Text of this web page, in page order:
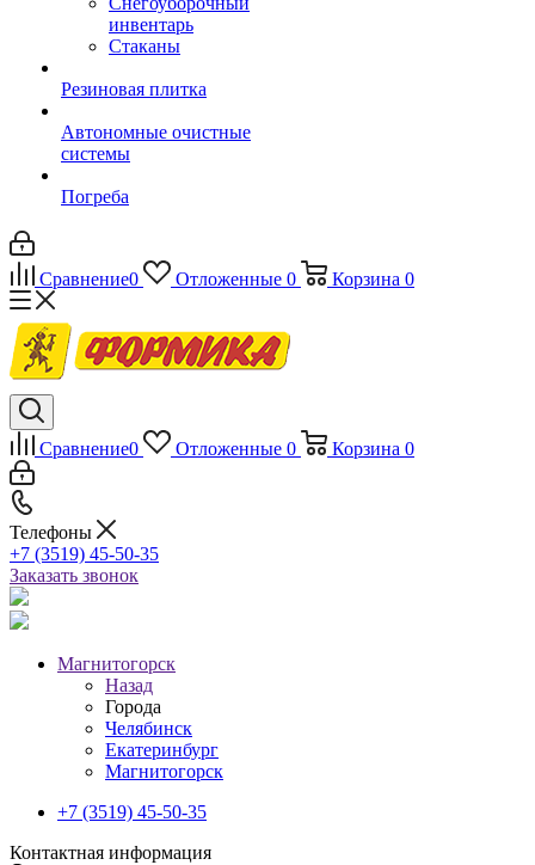
инвентарь
Стаканы
Резиновая плитка
Автономные очистные
системы
Погреба
Сравнение0 Отложенные 0 Корзина 0
Сравнение0 Отложенные 0 Корзина 0
Телефоны
+7 (3519) 45-50-35
Заказать звонок
Магнитогорск
Назад
Города
Челябинск
Екатеринбург
Магнитогорск
+7 (3519) 45-50-35
Контактная информация